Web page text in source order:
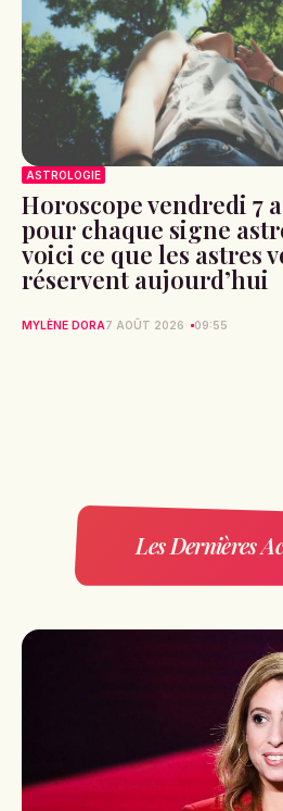
ASTROLOGIE
Horoscope vendredi 7
pour chaque signe
voici ce que les astres
réservent aujourd’hui
MYLÈNE DORA7 AOÛT 2026 09:55
Les Dernières